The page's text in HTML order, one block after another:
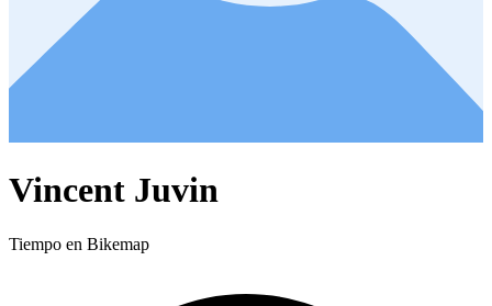
Vincent Juvin
Tiempo en Bikemap